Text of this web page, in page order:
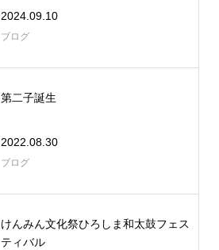
2024.09.10
ブログ
第二子誕生
2022.08.30
ブログ
けんみん文化祭ひろしま和太鼓フェス
ティバル